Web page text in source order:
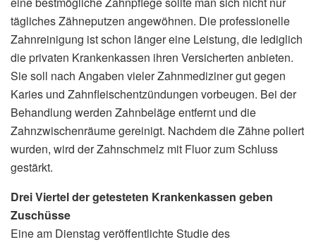
tägliches Zähneputzen angewöhnen. Die professionelle
Zahnreinigung ist schon länger eine Leistung, die lediglich
die privaten Krankenkassen ihren Versicherten anbieten.
Sie soll nach Angaben vieler Zahnmediziner gut gegen
Karies und Zahnfleischentzündungen vorbeugen. Bei der
Behandlung werden Zahnbeläge entfernt und die
Zahnzwischenräume gereinigt. Nachdem die Zähne poliert
wurden, wird der Zahnschmelz mit Fluor zum Schluss
gestärkt.
Drei Viertel der getesteten Krankenkassen geben
Zuschüsse
Eine am Dienstag veröffentlichte Studie des